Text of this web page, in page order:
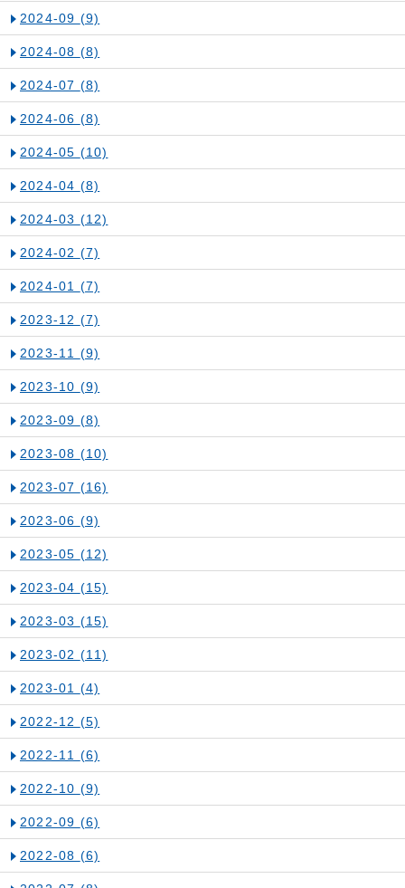
2024-09 (9)
2024-08 (8)
2024-07 (8)
2024-06 (8)
2024-05 (10)
2024-04 (8)
2024-03 (12)
2024-02 (7)
2024-01 (7)
2023-12 (7)
2023-11 (9)
2023-10 (9)
2023-09 (8)
2023-08 (10)
2023-07 (16)
2023-06 (9)
2023-05 (12)
2023-04 (15)
2023-03 (15)
2023-02 (11)
2023-01 (4)
2022-12 (5)
2022-11 (6)
2022-10 (9)
2022-09 (6)
2022-08 (6)